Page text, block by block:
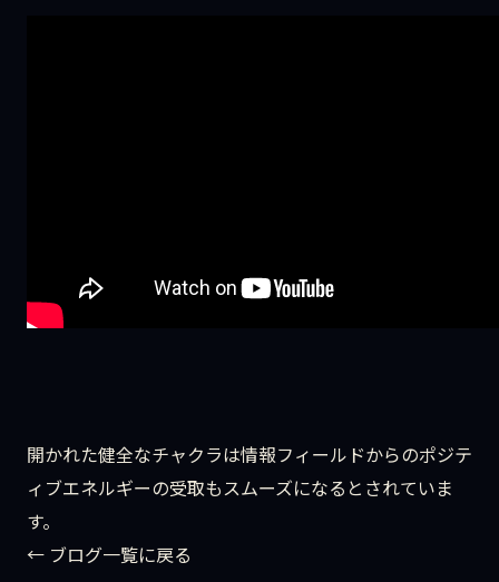
開かれた健全なチャクラは情報フィールドからのポジテ
ィブエネルギーの受取もスムーズになるとされていま
す。
← ブログ一覧に戻る